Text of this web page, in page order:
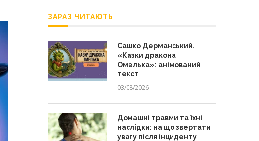
ЗАРАЗ ЧИТАЮТЬ
Сашко Дерманський.
«Казки дракона
Омелька»: анімований
текст
03/08/2026
Домашні травми та їхні
наслідки: на що звертати
увагу після інциденту